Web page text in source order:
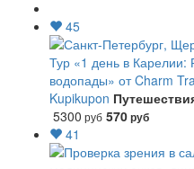
45
Тур «1 день в Карелии:
водопады» от Charm
Kupikupon
5300 руб 570руб
41